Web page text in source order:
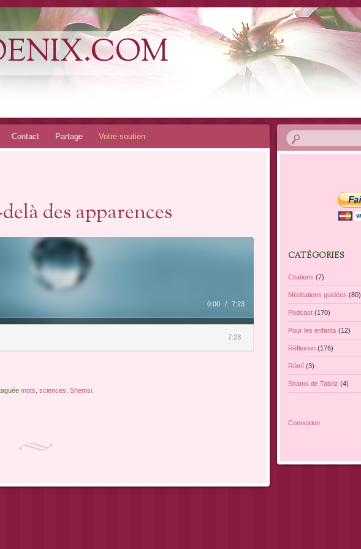
Contact Partage Votre soutien
des apparences
0:00 / 7:23
7:23
mots sciences Shemsi.
CATÉGORIES
Citations (7)
Méditations guidées (80)
Podcast (170)
Pour les enfants (12)
Réflexion (176)
Rûmî (3)
Shams de Tabriz (4)
Connexion